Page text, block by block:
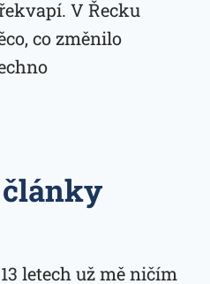
V Řecku
co změnilo
letech už mě ničím